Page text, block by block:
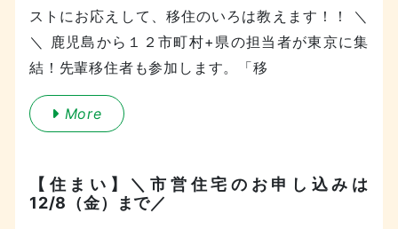
ストにお応えして、移住のいろは教えます！！ ＼
＼ 鹿児島から１２市町村+県の担当者が東京に集
結！先輩移住者も参加します。「移
More
【住まい】＼市営住宅のお申し込みは
12/8（金）まで／